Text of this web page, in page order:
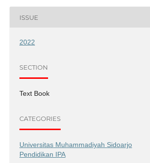
ISSUE
2022
SECTION
Text Book
CATEGORIES
Universitas Muhammadiyah Sidoarjo
Pendidikan IPA